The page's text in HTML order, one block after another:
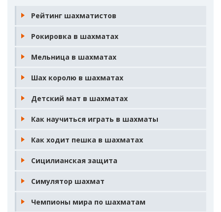
Рейтинг шахматистов
Рокировка в шахматах
Мельница в шахматах
Шах королю в шахматах
Детский мат в шахматах
Как научиться играть в шахматы
Как ходит пешка в шахматах
Сицилианская защита
Симулятор шахмат
Чемпионы мира по шахматам